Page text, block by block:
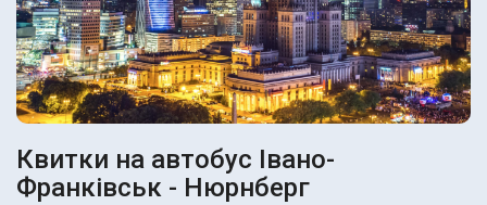
Квитки на автобус Івано-
Франківськ - Нюрнберг